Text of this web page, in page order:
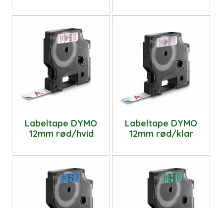
Labeltape DYMO
12mm rød/hvid
Labeltape DYMO
12mm rød/klar